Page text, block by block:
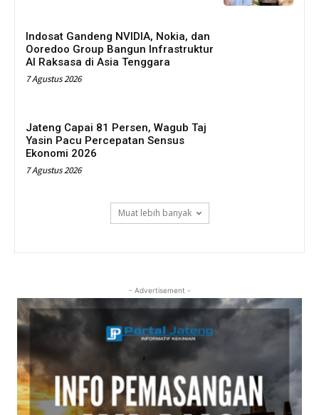
Indosat Gandeng NVIDIA, Nokia, dan
Ooredoo Group Bangun Infrastruktur
AI Raksasa di Asia Tenggara
7 Agustus 2026
Jateng Capai 81 Persen, Wagub Taj
Yasin Pacu Percepatan Sensus
Ekonomi 2026
7 Agustus 2026
Muat lebih banyak
- Advertisement -